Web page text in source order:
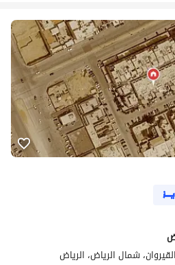
شمال الرياض، الرياض